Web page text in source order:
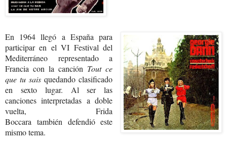
En 1964 llegó a España para
participar en el VI Festival del
Mediterráneo representado a
Francia con la canción Tout ce
que tu saisquedando clasificado
en sexto lugar. Al ser las
canciones interpretadas a doble
vuelta, Frida
Boccara también defendió este
mismo tema.